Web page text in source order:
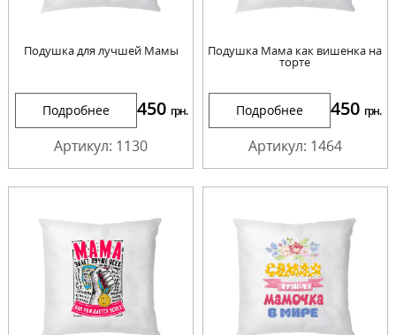
Подушка для лучшей Мамы
Подробнее 450 грн.
Артикул: 1130
Подушка Мама как вишенка на
торте
Подробнее 450 грн.
Артикул: 1464